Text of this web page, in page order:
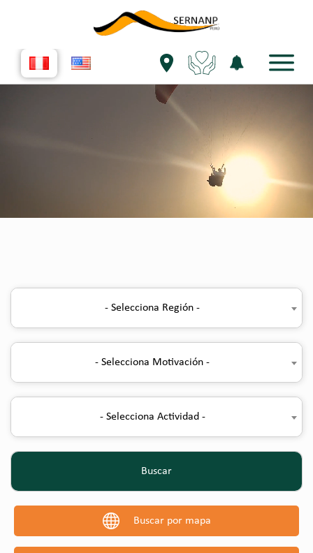
- Selecciona Región -
- Selecciona Motivación -
- Selecciona Actividad -
Buscar
Buscar por mapa